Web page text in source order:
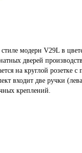
стиле модерн V29L в
дверей
на круглой розетке с
входит две ручки
креплений.